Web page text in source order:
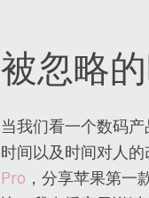
被忽略
当我们看一个数码
时间以及时间对人
Pro ，分享苹果第一